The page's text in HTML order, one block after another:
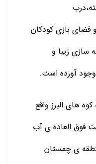
بازی کودکان
زیبا و
آورده است.
های البرز واقع
فوق العاده ی آب
ی چمستان